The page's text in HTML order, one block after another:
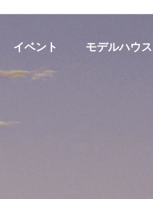
イベント モデルハウス